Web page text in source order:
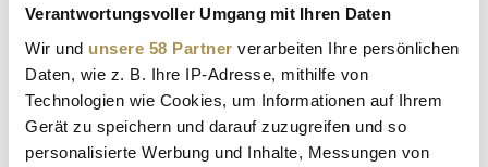
Verantwortungsvoller Umgang mit Ihren Daten
Wir und unsere 58 Partner verarbeiten Ihre persönlichen
Daten, wie z. B. Ihre IP-Adresse, mithilfe von
Technologien wie Cookies, um Informationen auf Ihrem
Gerät zu speichern und darauf zuzugreifen und so
personalisierte Werbung und Inhalte, Messungen von